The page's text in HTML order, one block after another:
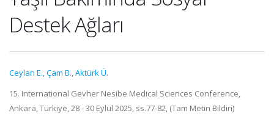
Destek Ağları
Ceylan E.,Çam B.,Aktürk Ü.
15. International Gevher Nesibe Medical Sciences Conference,
Ankara, Türkiye, 28 - 30 Eylül 2025, ss.77-82, (Tam Metin Bildiri)